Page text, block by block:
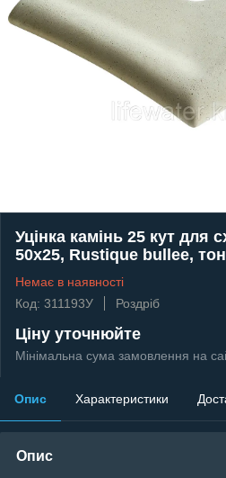
Уцінка камінь 25 кут для
50x25, Rustique bullee,
Немає в наявності
Код: 311193У
Роздріб
Ціну уточнюйте
Мінімальна сума замовлення на
Опис Характеристики
Опис